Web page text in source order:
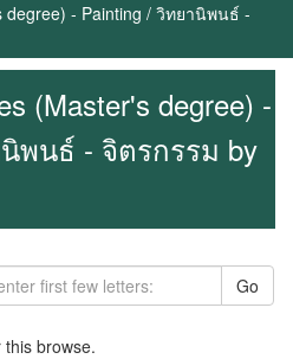
degree) - Painting / วิทยานิพนธ์ -
(Master's degree) -
พนธ์ - จิตรกรรม by
Go
browse.